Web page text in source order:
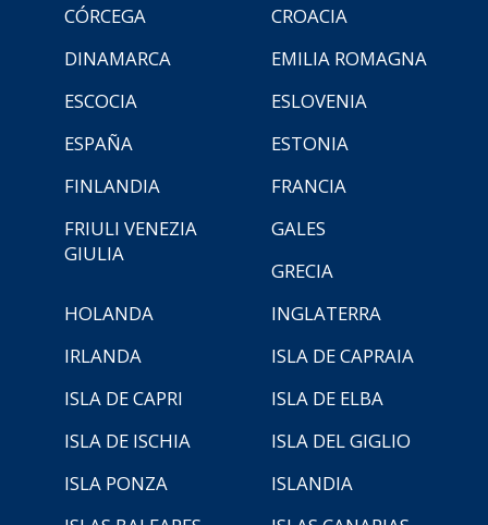
CÓRCEGA
CROACIA
DINAMARCA
EMILIA ROMAGNA
ESCOCIA
ESLOVENIA
ESPAÑA
ESTONIA
FINLANDIA
FRANCIA
FRIULI VENEZIA
GIULIA
GALES
GRECIA
HOLANDA
INGLATERRA
IRLANDA
ISLA DE CAPRAIA
ISLA DE CAPRI
ISLA DE ELBA
ISLA DE ISCHIA
ISLA DEL GIGLIO
ISLA PONZA
ISLANDIA